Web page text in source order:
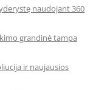
naudojant 360
grandinė tampa
ir naujausios